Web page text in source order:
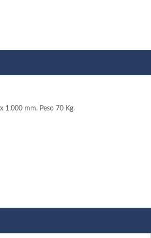
1.000 mm. Peso 70 Kg.